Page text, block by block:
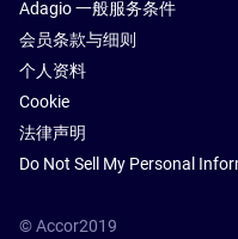
Adagio 一般服务条件
会员条款与细则
个人资料
Cookie
法律声明
Do Not Sell My Personal
© Accor2019